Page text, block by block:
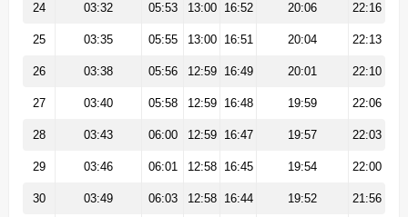
24 03:32 05:53 13:00 16:52 20:06 22:16
25 03:35 05:55 13:00 16:51 20:04 22:13
26 03:38 05:56 12:59 16:49 20:01 22:10
27 03:40 05:58 12:59 16:48 19:59 22:06
28 03:43 06:00 12:59 16:47 19:57 22:03
29 03:46 06:01 12:58 16:45 19:54 22:00
30 03:49 06:03 12:58 16:44 19:52 21:56